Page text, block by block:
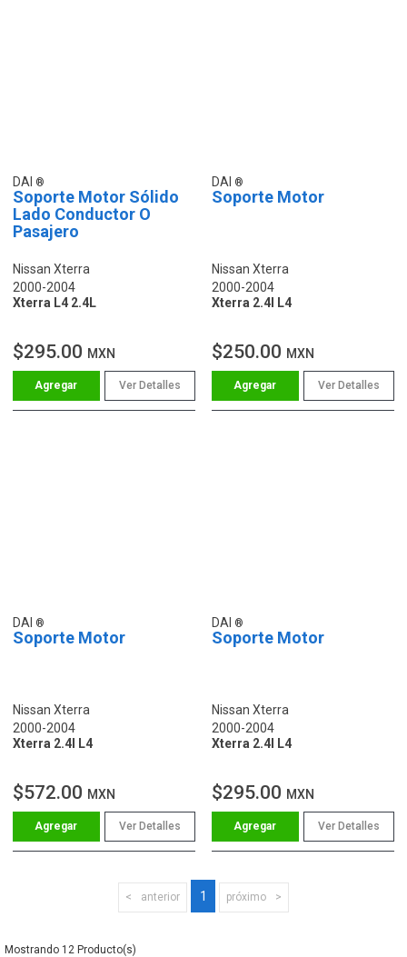
DAI
Soporte Motor Sólido
Lado Conductor O
Pasajero
Nissan Xterra
2000-2004
Xterra L4 2.4L
$295.00 MXN
Ver Detalles
DAI
Soporte Motor
Nissan Xterra
2000-2004
Xterra 2.4l L4
$250.00 MXN
Ver Detalles
DAI
Soporte Motor
Nissan Xterra
2000-2004
Xterra 2.4l L4
$572.00 MXN
Ver Detalles
DAI
Soporte Motor
Nissan Xterra
2000-2004
Xterra 2.4l L4
$295.00 MXN
Ver Detalles
anterior 1 próximo
12